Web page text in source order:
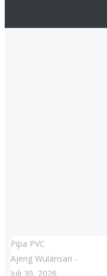
Pipa PVC
Ajeng Wulansari -
Juli 30, 2026